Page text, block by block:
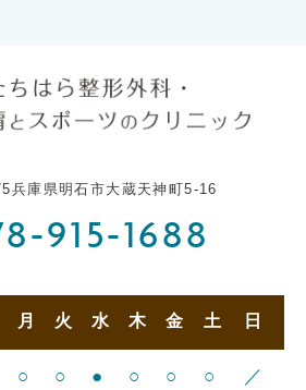
兵庫県明石市大蔵天神町5-16
915-1688
月 火 水 木 金 土 日
○ ○ ● ○ ○ ○ ／